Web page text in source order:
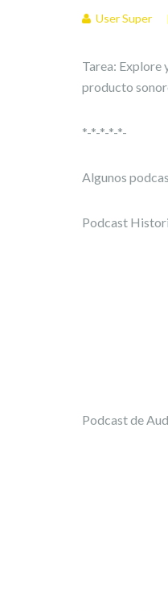
User Super
Tarea: Explore
producto
*-*-*-*-*-
Algunos
Podcast
Podcast de